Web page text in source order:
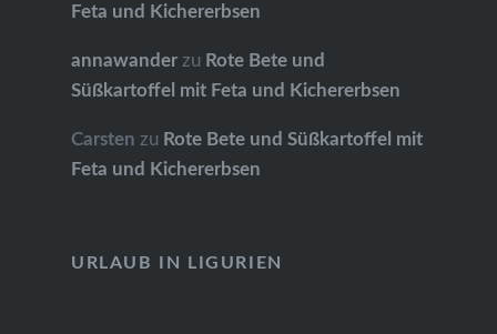
Feta und Kichererbsen
annawanderzu Rote Bete und
Süßkartoffel mit Feta und Kichererbsen
Carsten zu Rote Bete und Süßkartoffel mit
Feta und Kichererbsen
URLAUB IN LIGURIEN